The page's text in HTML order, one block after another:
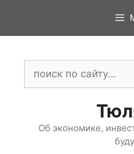
содержимому
Об экономике,